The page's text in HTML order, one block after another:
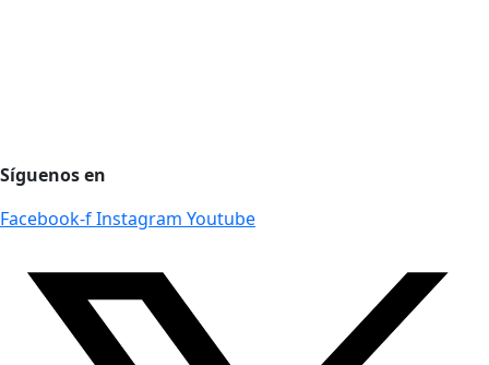
Síguenos en
Facebook-fInstagram Youtube